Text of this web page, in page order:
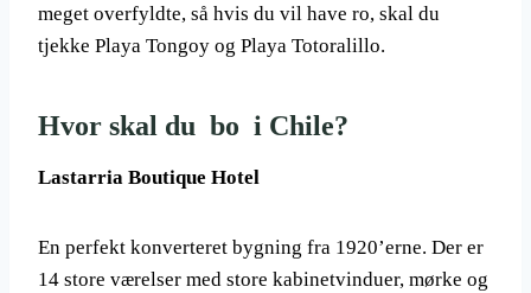
meget overfyldte, så hvis du vil have ro, skal du
tjekke Playa Tongoy og Playa Totoralillo.
Hvor skal du bo i Chile?
Lastarria Boutique Hotel
En perfekt konverteret bygning fra 1920’erne. Der er
14 store værelser med store kabinetvinduer, mørke og